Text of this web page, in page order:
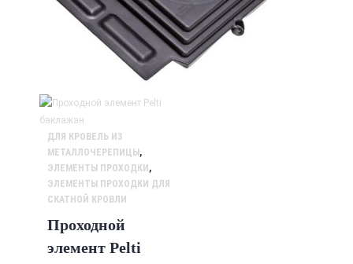
ДЛЯ КРОВЕЛЬ ИЗ
МЕТАЛЛОЧЕРЕПИЦЫ ,
ЭЛЕМЕНТЫ ПРОХОДКИ ,
ЭЛЕМЕНТЫ ПРОХОДКИ ДЛЯ
СКАТНОЙ КРОВЛИ
Проходной
элемент Pelti